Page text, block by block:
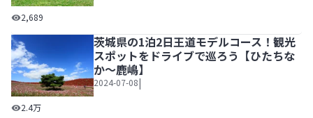
「国営ひたち海浜公園」で絶景＆レジャーを満喫！茨城の
2,689
茨城県の1泊2日王道モデルコース！観光スポットをドライ
2.4万
茨城県の1泊2日王道モデルコース！観光
スポットをドライブで巡ろう【ひたちな
か～鹿嶋】
2024-07-08|